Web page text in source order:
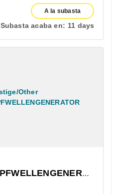
A la subasta
Subasta acaba en: 11 days
SCHNEEBERG.ZAPFWELLENGENERATOR